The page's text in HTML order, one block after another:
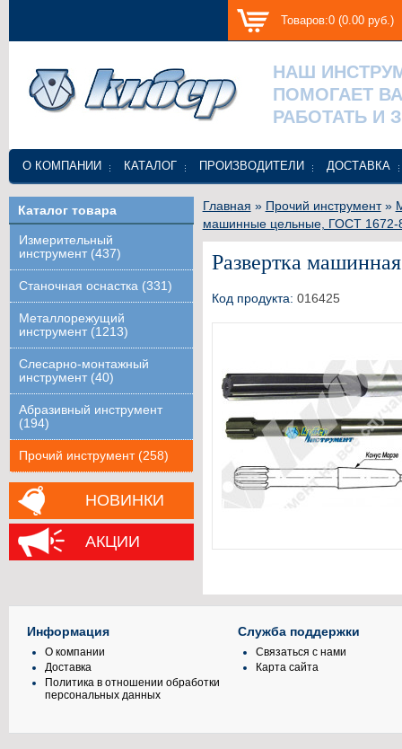
Товаров:0 (0.00 руб.)
НАШ
ПОМОГАЕТ
РАБОТАТЬ И
О КОМПАНИИ КАТАЛОГ ПРОИЗВОДИТЕЛИ ДОСТАВКА
Каталог товара
Измерительный
инструмент (437)
Станочная оснастка (331)
Металлорежущий
инструмент (1213)
Слесарно-монтажный
инструмент (40)
Абразивный инструмент
(194)
Прочий инструмент (258)
НОВИНКИ
АКЦИИ
Главная » Прочий инструмент»
машинные цельные, ГОСТ 1672-
Развертка
Код продукта: 016425
Информация
О компании
Доставка
Политика в отношении обработки
персональных данных
Служба поддержки
Связаться с нами
Карта сайта